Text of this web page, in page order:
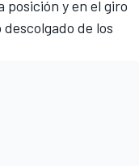
y en el giro
de los